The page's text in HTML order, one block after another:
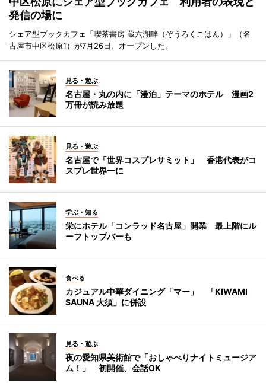
発信の場に
シェア型ブックカフェ「喫茶書房 蔵六湖畔（ぞうろくこはん）」（名
古屋市中区松原1）が7月26日、オープンした。
見る・遊ぶ
名古屋・丸の内に「漫泊」テーマのホテル 漫画2
万冊が読み放題
見る・遊ぶ
名古屋で「世界コスプレサミット」 香港代表がコ
スプレ世界一に
学ぶ・知る
栄にホテル「コンラッド名古屋」開業 最上階にル
ーフトップバーも
食べる
カジュアル中華ダイニング「マー」 「KIWAMI
SAUNA 大須」に併設
見る・遊ぶ
夜の愛知県美術館で「おしゃべりナイトミュージア
ム！」 初開催、会話OK